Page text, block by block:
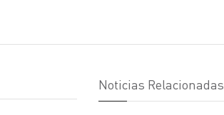
Noticias Relacionadas